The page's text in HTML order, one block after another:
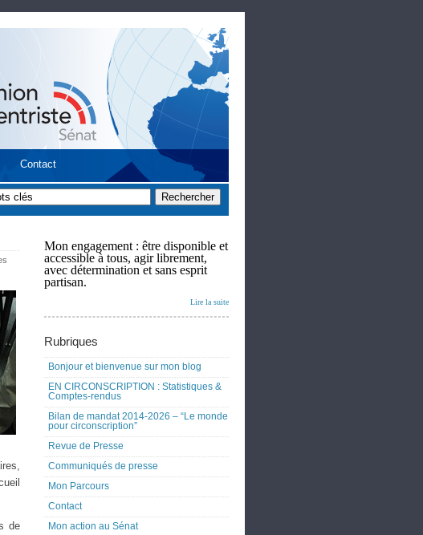
Contact
de
Mon engagement : être disponible et
accessible à tous, agir librement,
avec détermination et sans esprit
partisan.
Lire la suite
Rubriques
Bonjour et bienvenue sur mon blog
EN CIRCONSCRIPTION : Statistiques &
Comptes-rendus
Bilan de mandat 2014-2026 – “Le monde
pour circonscription”
Revue de Presse
Communiqués de presse
Mon Parcours
Contact
Mon action au Sénat